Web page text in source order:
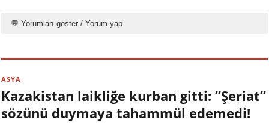
💬 Yorumları göster / Yorum yap
ASYA
Kazakistan laikliğe kurban gitti: “Şeriat”
sözünü duymaya tahammül edemedi!